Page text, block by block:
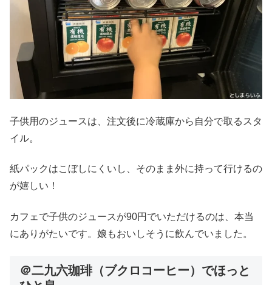
子供用のジュースは、注文後に冷蔵庫から自分で取るスタ
イル。
紙パックはこぼしにくいし、そのまま外に持って行けるの
が嬉しい！
カフェで子供のジュースが90円でいただけるのは、本当
にありがたいです。娘もおいしそうに飲んでいました。
＠二九六珈琲（ブクロコーヒー）でほっと